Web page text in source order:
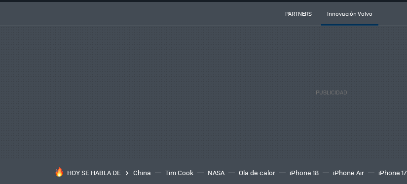
PARTNERS Innovación Volvo
HOY SE HABLA DE China Tim Cook NASA Ola de calor iPhone 18 iPhone Air iPhone 17